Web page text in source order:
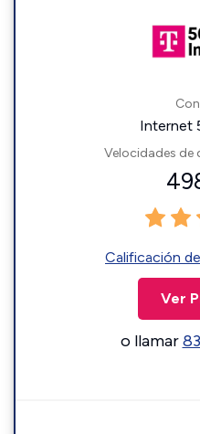
Internet
Velocidades de
Calificación
Ver
o llamar